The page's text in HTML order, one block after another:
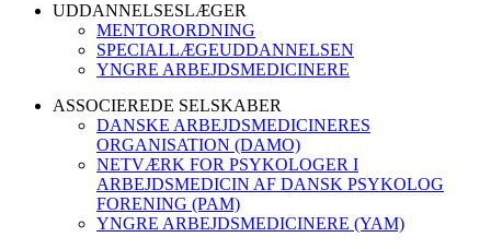
UDDANNELSESLÆGER
MENTORORDNING
SPECIALLÆGEUDDANNELSEN
YNGRE ARBEJDSMEDICINERE
ASSOCIEREDE SELSKABER
DANSKE ARBEJDSMEDICINERES
ORGANISATION (DAMO)
NETVÆRK FOR PSYKOLOGER I
ARBEJDSMEDICIN AF DANSK PSYKOLOG
FORENING (PAM)
YNGRE ARBEJDSMEDICINERE (YAM)